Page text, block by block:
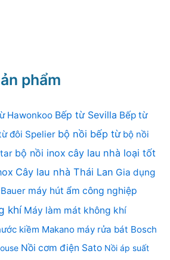
phẩm
Hawonkoo Bếp từ Sevilla Bếp từ
đôi Spelier bộ nồi bếp từ bộ nồi
bộ nồi inox cây lau nhà loại tốt
Cây lau nhà Thái Lan Gia dụng
máy hút ẩm công nghiệp
khí Máy làm mát không khí
kiềm Makano máy rửa bát Bosch
Nồi cơm điện Sato Nồi áp suất